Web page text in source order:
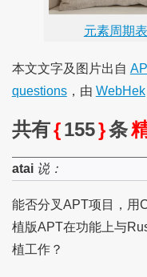
元素周期
本文文字及图片出自
questions，由 WebHek
共有{155}条
atai说：
能否分叉APT项目，用
植版APT在功能上与
植工作？